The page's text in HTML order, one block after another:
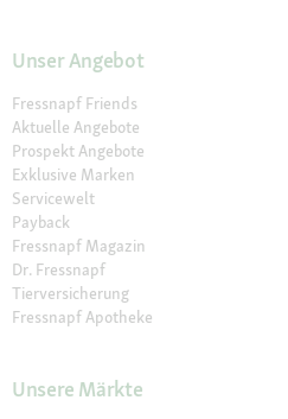
Unser Angebot
Fressnapf Friends
Aktuelle Angebote
Prospekt Angebote
Exklusive Marken
Servicewelt
Payback
Fressnapf Magazin
Dr. Fressnapf
Tierversicherung
Fressnapf Apotheke
Unsere Märkte